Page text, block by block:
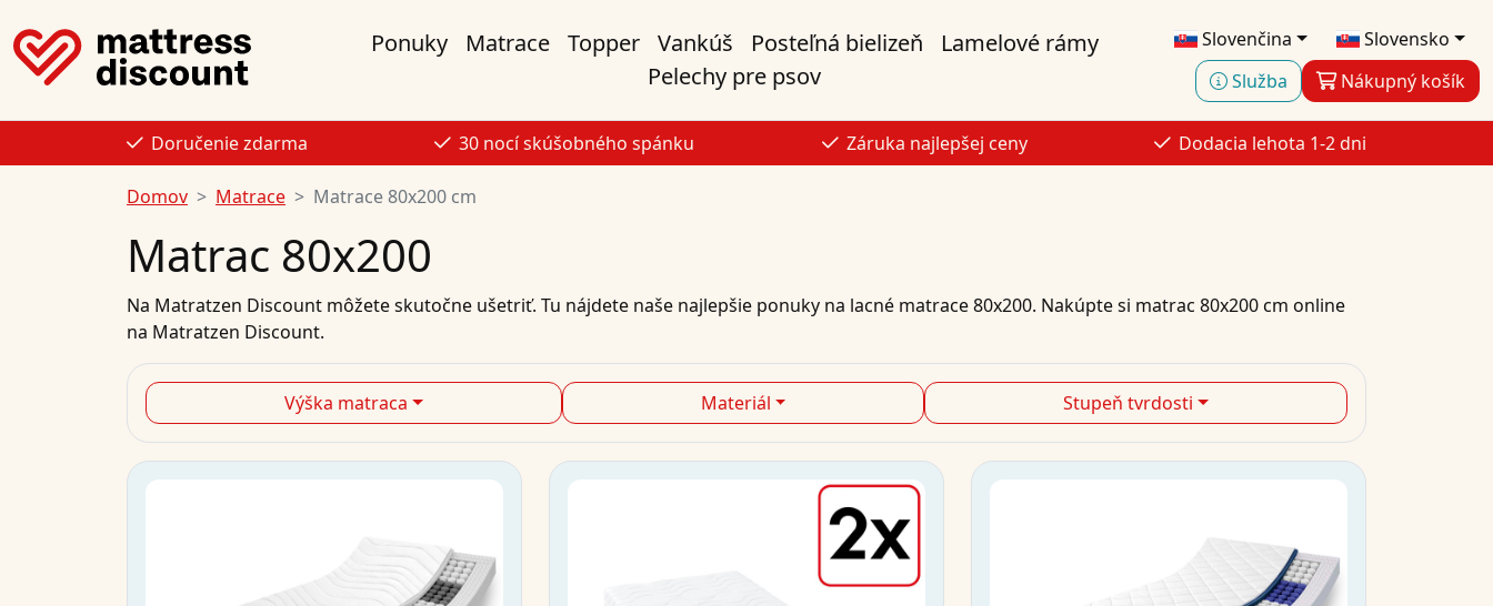
Slovenčina
Slovensko
Služba
Nákupný košík
Ponuky Matrace Topper Vankúš Posteľná bielizeň
Lamelové rámy
Pelechy pre psov
Doručenie zdarma 30 nocí skúšobného spánku Záruka najlepšej ceny Dodacia lehota 1-2 dni
Domov Matrace Matrace 80x200 cm
Matrac 80x200
Na Matratzen Discount môžete skutočne ušetriť. Tu nájdete naše najlepšie ponuky na lacné matrace80x200. Nakúpte si matrac 80x200 cm online
na Matratzen Discount.
Výška matraca Materiál Stupeň tvrdosti